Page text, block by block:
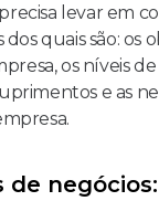
levar em
quais são: os
os níveis
e as
de negócios: